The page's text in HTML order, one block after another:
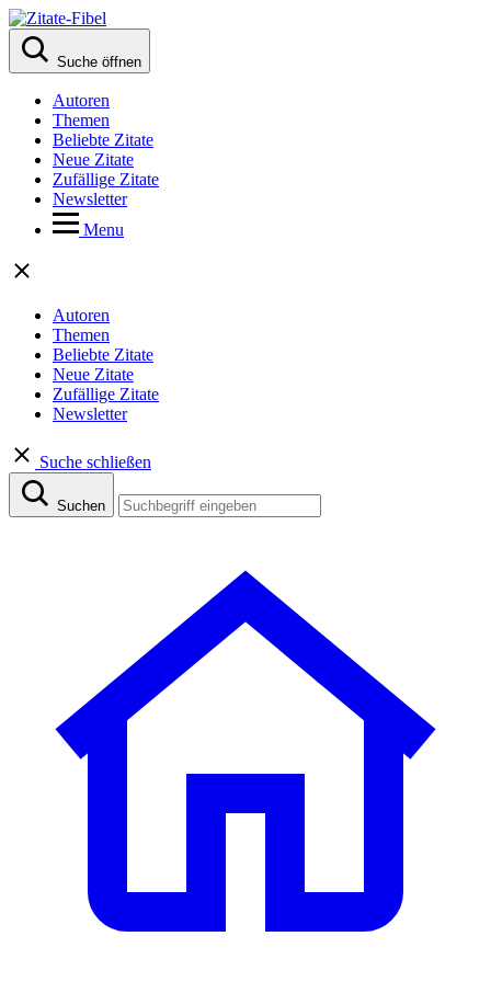
Suche öffnen
Autoren
Themen
Beliebte Zitate
Neue Zitate
Zufällige Zitate
Newsletter
Menu
Autoren
Themen
Beliebte Zitate
Neue Zitate
Zufällige Zitate
Newsletter
Suche schließen
Suchen